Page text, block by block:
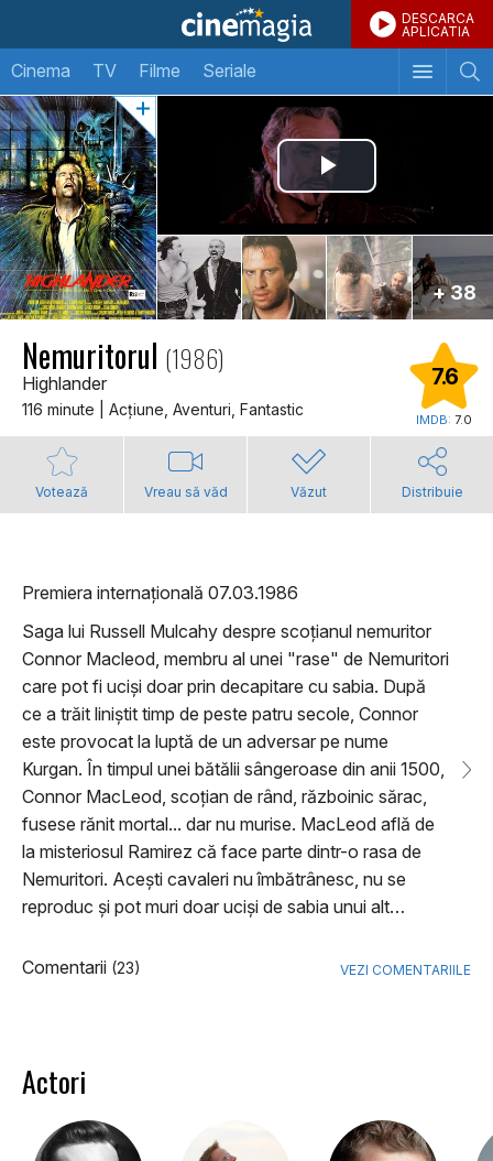
DESCARCA
APLICATIA
Cinema TV Filme Seriale
+ 38
Nemuritorul (1986)
Highlander
116 minute | Acţiune, Aventuri, Fantastic
7.6
IMDB: 7.0
Votează Vreau să văd Văzut Distribuie
Premiera internațională 07.03.1986
Saga lui Russell Mulcahy despre scoțianul nemuritor
Connor Macleod, membru al unei "rase" de Nemuritori
care pot fi uciși doar prin decapitare cu sabia. După
ce a trăit liniștit timp de peste patru secole, Connor
este provocat la luptă de un adversar pe nume
Kurgan. În timpul unei bătălii sângeroase din anii 1500,
Connor MacLeod, scoțian de rând, războinic sărac,
fusese rănit mortal... dar nu murise. MacLeod află de
la misteriosul Ramirez că face parte dintr-o rasa de
Nemuritori. Acești cavaleri nu îmbătrânesc, nu se
reproduc și pot muri doar uciși de sabia unui alt…
Comentarii (23) VEZI COMENTARIILE
Actori